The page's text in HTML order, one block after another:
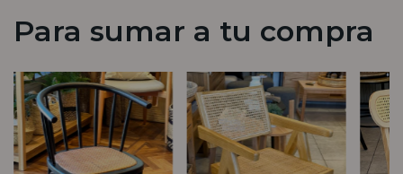
Para sumar a tu compra